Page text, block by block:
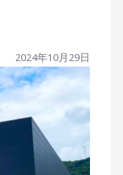
2024年10月29日